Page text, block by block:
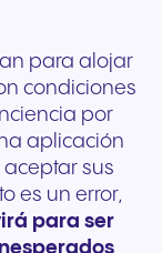
para alojar
condiciones
por
aplicación
aceptar sus
es un error,
para ser